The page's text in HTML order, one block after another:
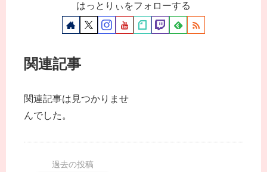
はっとりぃをフォローする
関連記事
関連記事は見つかりませ
んでした。